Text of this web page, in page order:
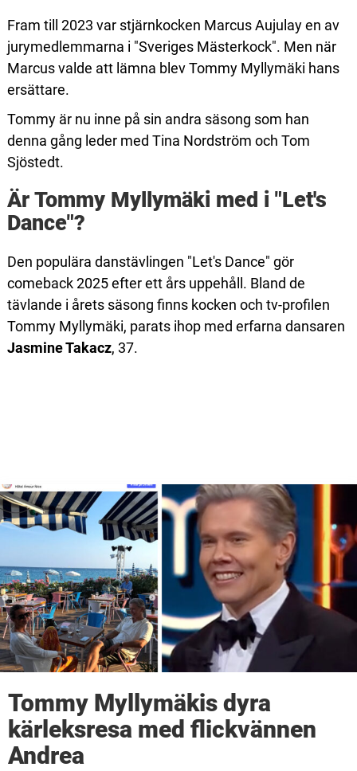
Fram till 2023 var stjärnkocken Marcus Aujulay en av
jurymedlemmarna i "Sveriges Mästerkock". Men när
Marcus valde att lämna blev Tommy Myllymäki hans
ersättare.
Tommy är nu inne på sin andra säsong som han
denna gång leder med Tina Nordström och Tom
Sjöstedt.
Är Tommy Myllymäki med i "Let's
Dance"?
Den populära danstävlingen "Let's Dance" gör
comeback 2025 efter ett års uppehåll. Bland de
tävlande i årets säsong finns kocken och tv-profilen
Tommy Myllymäki, parats ihop med erfarna dansaren
Jasmine Takacz, 37.
Tommy Myllymäkis dyra
kärleksresa med flickvännen
Andrea